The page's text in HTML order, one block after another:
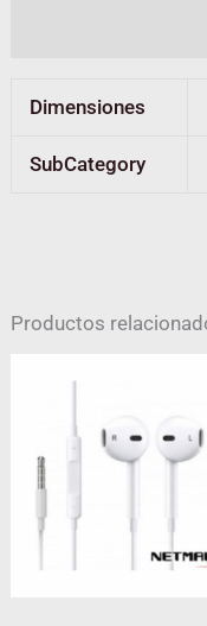
Dimensiones
SubCategory
Productos